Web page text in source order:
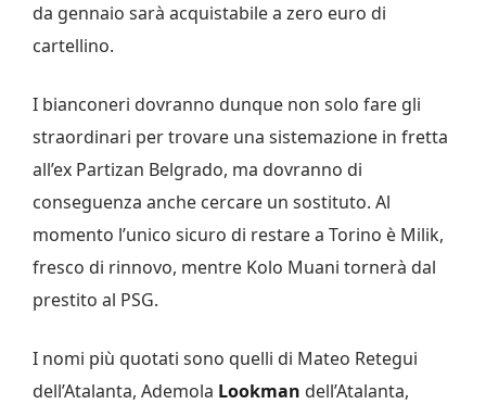
da gennaio sarà acquistabile a zero euro di
cartellino.
I bianconeri dovranno dunque non solo fare gli
straordinari per trovare una sistemazione in fretta
all’ex Partizan Belgrado, ma dovranno di
conseguenza anche cercare un sostituto. Al
momento l’unico sicuro di restare a Torino è Milik,
fresco di rinnovo, mentre Kolo Muani tornerà dal
prestito al PSG.
I nomi più quotati sono quelli di Mateo Retegui
dell’Atalanta, Ademola Lookman dell’Atalanta,